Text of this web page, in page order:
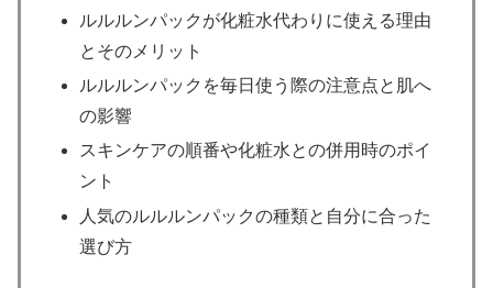
ルルルンパックが化粧水代わりに使える理由
とそのメリット
ルルルンパックを毎日使う際の注意点と肌へ
の影響
スキンケアの順番や化粧水との併用時のポイ
ント
人気のルルルンパックの種類と自分に合った
選び方